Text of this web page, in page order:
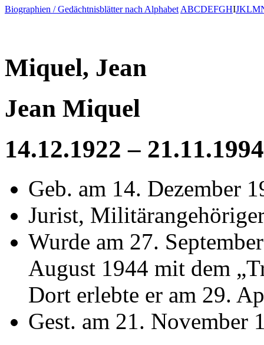
Biographien / Gedächtnisblätter nach Alphabet ABCDEFGHIJKLM
Miquel, Jean
Jean Miquel
14.12.1922 – 21.11.1994
Geb. am 14. Dezember
Jurist,
Wurde am 27.
August 1944 mit dem
Dort erlebte er am 29.
Gest. am 21. November